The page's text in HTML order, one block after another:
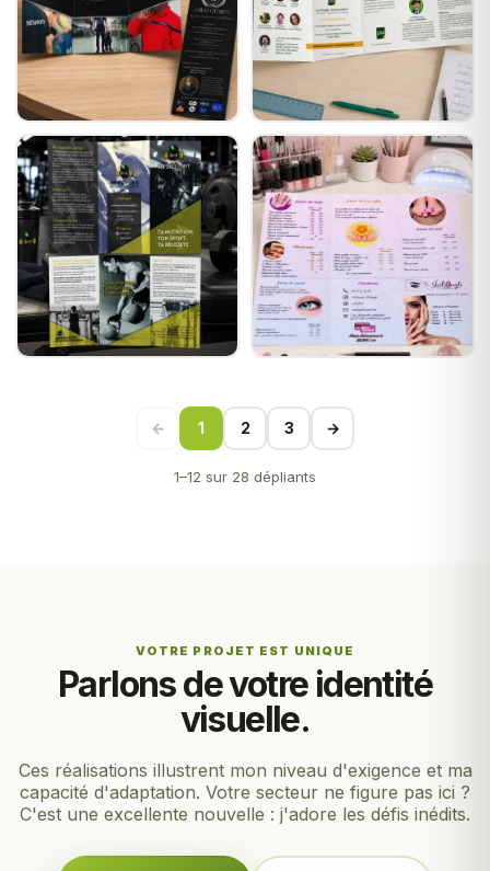
← 1 2 3 →
1–12 sur 28 dépliants
VOTRE PROJET EST UNIQUE
Parlons de votre identité
visuelle.
Ces réalisations illustrent mon niveau d'exigence et ma
capacité d'adaptation. Votre secteur ne figure pas ici ?
C'est une excellente nouvelle : j'adore les défis inédits.